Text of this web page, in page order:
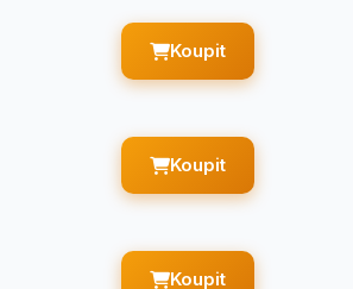
Koupit
Koupit
Koupit